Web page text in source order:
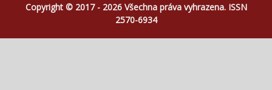
Copyright © 2017 - 2026 Všechna práva vyhrazena. ISSN
2570-6934